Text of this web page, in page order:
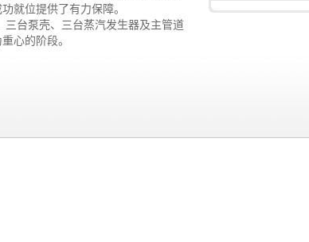
就位提供了有力保障。
台泵壳、三台蒸汽发生器及主管道
心的阶段。